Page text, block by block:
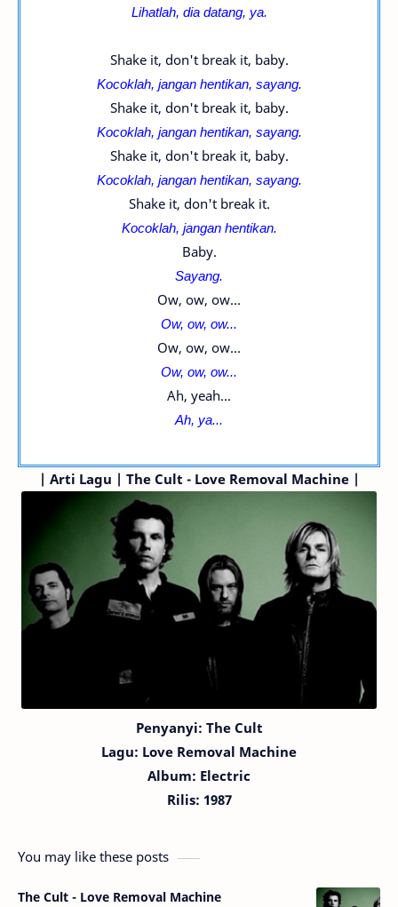
Lihatlah, dia datang, ya.
Shake it, don't break it, baby.
Kocoklah, jangan hentikan, sayang.
Shake it, don't break it, baby.
Kocoklah, jangan hentikan, sayang.
Shake it, don't break it, baby.
Kocoklah, jangan hentikan, sayang.
Shake it, don't break it.
Kocoklah, jangan hentikan.
Baby.
Sayang.
Ow, ow, ow...
Ow, ow, ow...
Ow, ow, ow...
Ow, ow, ow...
Ah, yeah...
Ah, ya...
| Arti Lagu | The Cult - Love Removal Machine |
Penyanyi: The Cult
Lagu: Love Removal Machine
Album: Electric
Rilis: 1987
You may like these posts
The Cult - Love Removal Machine